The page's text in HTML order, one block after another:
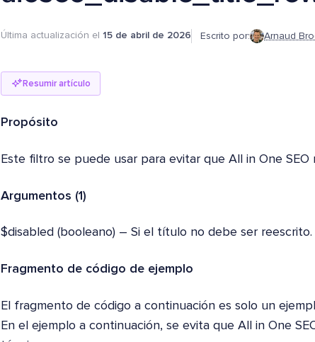
Última actualización el 15 de abril de 2026 Escrito por: Arnaud
Resumir artículo
Propósito
Este filtro se puede usar para evitar que All in One
Argumentos (1)
$disabled (booleano) – Si el título no debe ser
Fragmento de código de ejemplo
El fragmento de código a continuación es solo un
En el ejemplo a continuación, se evita que All in One